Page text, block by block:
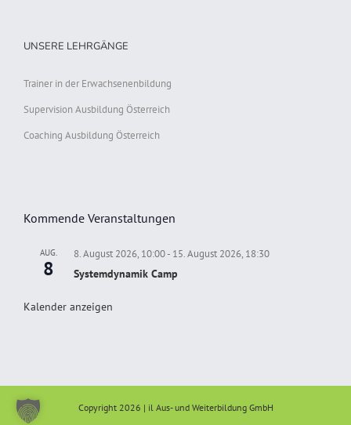
UNSERE LEHRGÄNGE
Trainer in der Erwachsenenbildung
Supervision Ausbildung Österreich
Coaching Ausbildung Österreich
Kommende Veranstaltungen
AUG.
8
8. August 2026, 10:00- 15. August 2026, 18:30
Systemdynamik Camp
Kalender anzeigen
Copyright 2026 | il Aus- und Weiterbildung GmbH